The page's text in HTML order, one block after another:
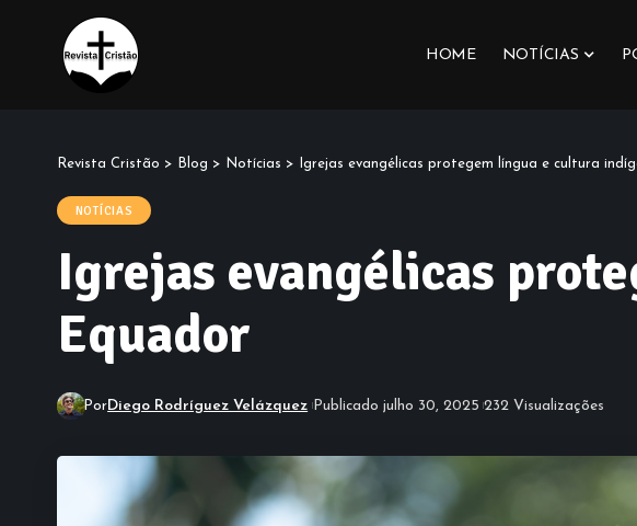
HOME NOTÍCIAS
Revista Cristão > Blog > Notícias > Igrejas evangélicas protegem língua e cultura
NOTÍCIAS
Igrejas evangélicas
Equador
PorDiego Rodríguez Velázquez Publicado julho 30, 2025 232 Visualizações